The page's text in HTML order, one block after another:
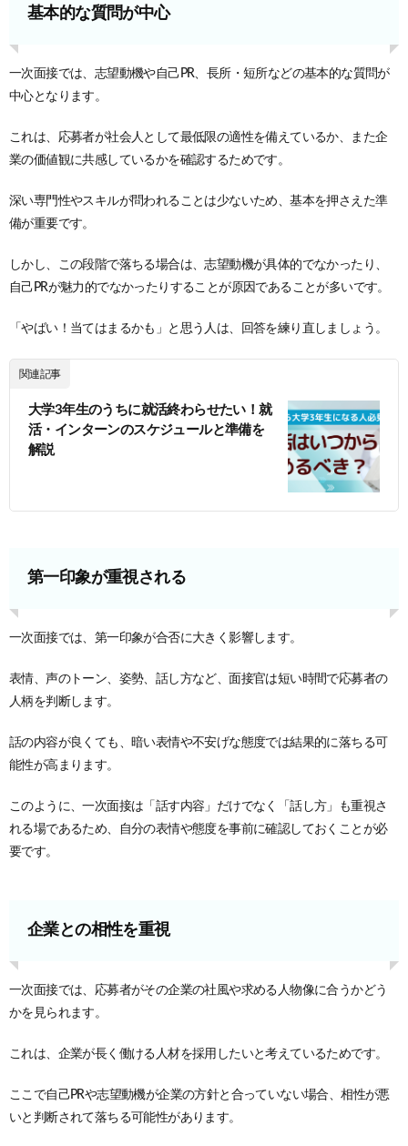
基本的な質問が中心
一次面接では、志望動機や自己PR、長所・短所などの基本的な質問が
中心となります。
これは、応募者が社会人として最低限の適性を備えているか、また企
業の価値観に共感しているかを確認するためです。
深い専門性やスキルが問われることは少ないため、基本を押さえた準
備が重要です。
しかし、この段階で落ちる場合は、志望動機が具体的でなかったり、
自己PRが魅力的でなかったりすることが原因であることが多いです。
「やばい！当てはまるかも」と思う人は、回答を練り直しましょう。
関連記事
大学3年生のうちに就活終わらせたい！就
活・インターンのスケジュールと準備を
解説
第一印象が重視される
一次面接では、第一印象が合否に大きく影響します。
表情、声のトーン、姿勢、話し方など、面接官は短い時間で応募者の
人柄を判断します。
話の内容が良くても、暗い表情や不安げな態度では結果的に落ちる可
能性が高まります。
このように、一次面接は「話す内容」だけでなく「話し方」も重視さ
れる場であるため、自分の表情や態度を事前に確認しておくことが必
要です。
企業との相性を重視
一次面接では、応募者がその企業の社風や求める人物像に合うかどう
かを見られます。
これは、企業が長く働ける人材を採用したいと考えているためです。
ここで自己PRや志望動機が企業の方針と合っていない場合、相性が悪
いと判断されて落ちる可能性があります。